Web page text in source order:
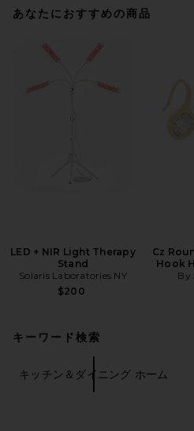
あなたにおすすめの商品
LED + NIR Light Therapy
Stand
Solaris Laboratories NY
$200
Cz
Hook
By
キーワード検索
キッチン＆ダイニング ホーム